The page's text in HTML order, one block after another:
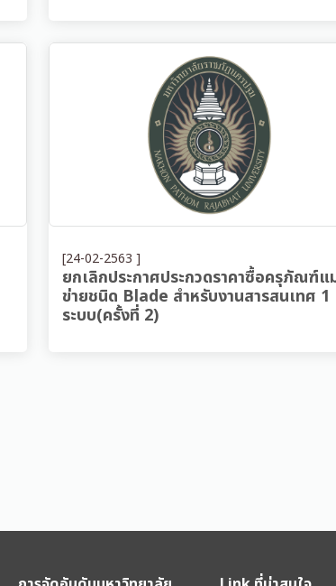
[24-02-2563 ]
ยกเลิกประกาศประกวดราคาซื้อครุภัณฑ์แ
ข่ายชนิด Blade สำหรับงานสารสนเทศ 1
ระบบ(ครั้งที่ 2)